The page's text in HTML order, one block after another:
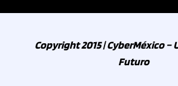
Copyright 2015 | CyberMéxico –
Futuro